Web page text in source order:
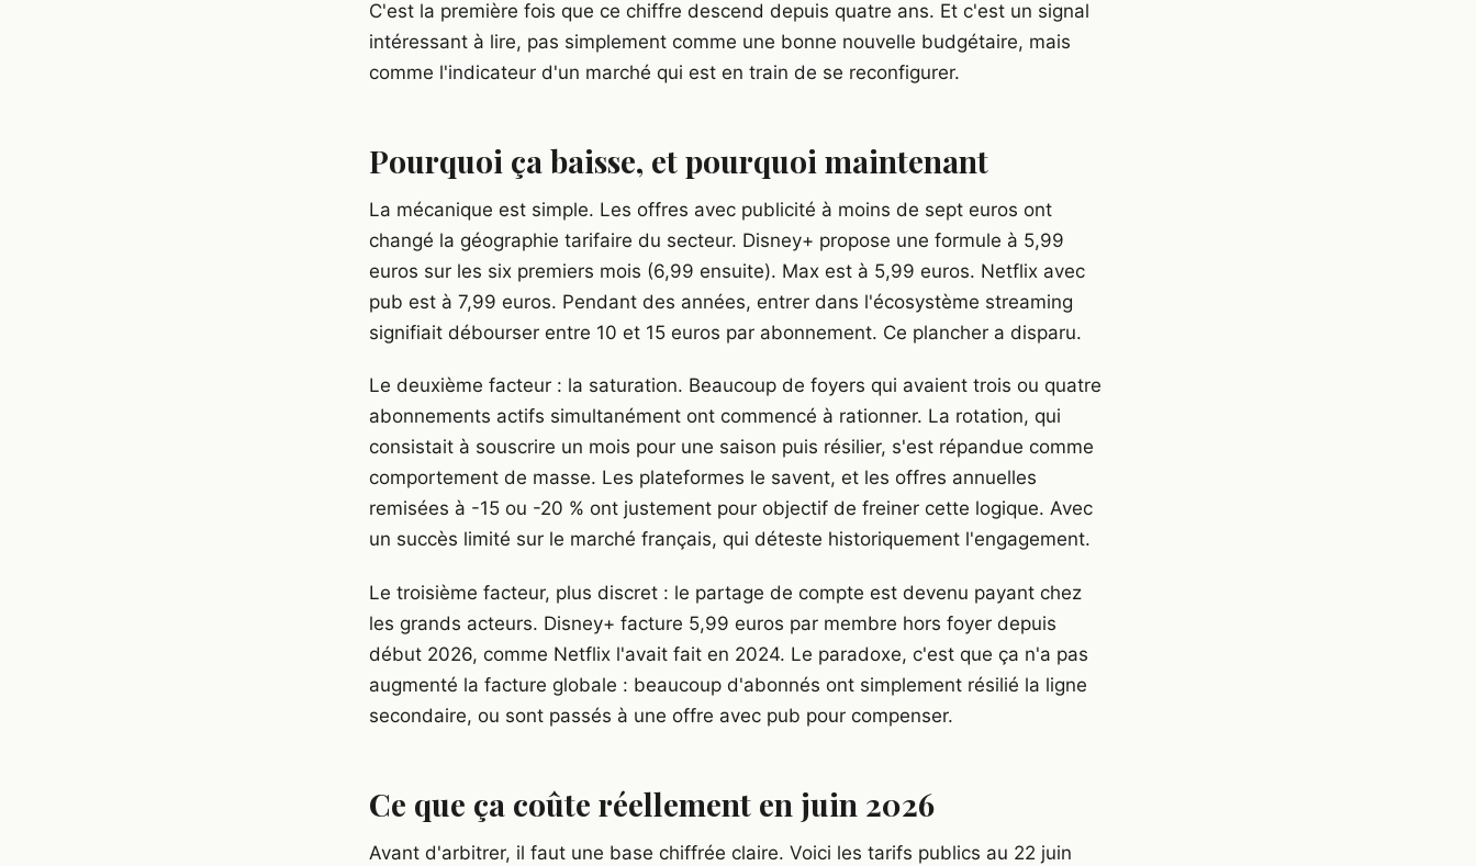
C'est la première fois que ce chiffre descend depuis quatre ans. Et c'est un signal
intéressant à lire, pas simplement comme une bonne nouvelle budgétaire, mais
comme l'indicateur d'un marché qui est en train de se reconfigurer.
Pourquoi ça baisse, et pourquoi maintenant
La mécanique est simple. Les offres avec publicité à moins de sept euros ont
changé la géographie tarifaire du secteur. Disney+ propose une formule à 5,99
euros sur les six premiers mois (6,99 ensuite). Max est à 5,99 euros. Netflix avec
pub est à 7,99 euros. Pendant des années, entrer dans l'écosystème streaming
signifiait débourser entre 10 et 15 euros par abonnement. Ce plancher a disparu.
Le deuxième facteur : la saturation. Beaucoup de foyers qui avaient trois ou quatre
abonnements actifs simultanément ont commencé à rationner. La rotation, qui
consistait à souscrire un mois pour une saison puis résilier, s'est répandue comme
comportement de masse. Les plateformes le savent, et les offres annuelles
remisées à -15 ou -20 % ont justement pour objectif de freiner cette logique. Avec
un succès limité sur le marché français, qui déteste historiquement l'engagement.
Le troisième facteur, plus discret : le partage de compte est devenu payant chez
les grands acteurs. Disney+ facture 5,99 euros par membre hors foyer depuis
début 2026, comme Netflix l'avait fait en 2024. Le paradoxe, c'est que ça n'a pas
augmenté la facture globale : beaucoup d'abonnés ont simplement résilié la ligne
secondaire, ou sont passés à une offre avec pub pour compenser.
Ce que ça coûte réellement en juin 2026
Avant d'arbitrer, il faut une base chiffrée claire. Voici les tarifs publics au 22 juin